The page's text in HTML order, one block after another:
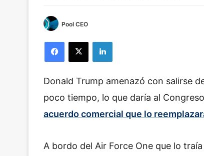
Pool CEO
Donald Trump amenazó con salirse
poco tiempo, lo que daría al
acuerdo comercial que lo
A bordo del Air Force One que lo